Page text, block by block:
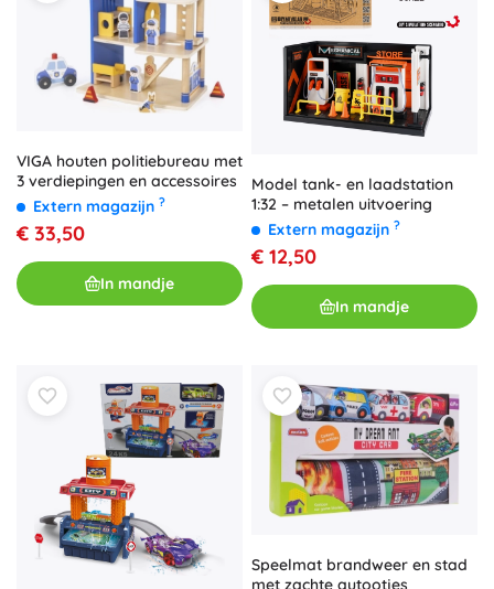
VIGA houten politiebureau met
3 verdiepingen en accessoires
Extern magazijn ?
€ 33,50
In mandje
Model tank- en laadstation
1:32 – metalen uitvoering
Extern magazijn ?
€ 12,50
In mandje
Speelmat brandweer en stad
met zachte autootjes